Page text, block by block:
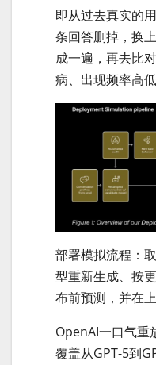
即从过去真实的
条回答删掉，换
成一遍，再去比
病、出现频率高低
部署模拟流程：
型重新生成、按
布前预测，并在
OpenAI一口气重
覆盖从GPT-5到